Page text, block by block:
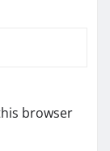
browser